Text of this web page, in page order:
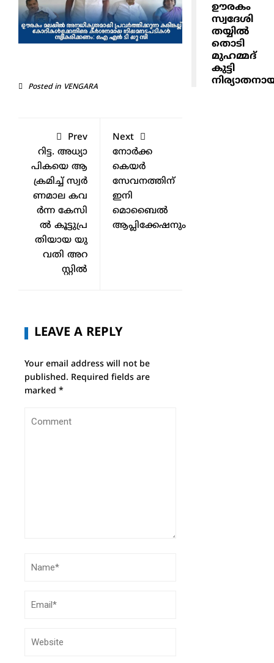
Posted in VENGARA
Prev
റി​ട്ട. അ​ധ്യാ​
പി​ക​യെ ആ​
ക്ര​മി​ച്ച് സ്വ​ര്‍​
ണ​മാ​ല ക​വ​
ര്‍​ന്ന കേ​സി​
ല്‍ കൂ​ട്ടുപ്ര​
തി​യാ​യ യു​
വ​തി​ അ​റ​
സ്റ്റി​ല്‍
Next
നോര്‍ക്ക
കെയര്‍
സേവനത്തിന്
ഇനി
മൊബൈല്‍
ആപ്ലിക്കേഷനും
LEAVE A REPLY
Your email address will not be
published. Required fields are
marked *
ഊരകം
സ്വദേശി
തയ്യിൽ
തൊടി
മുഹമ്മദ്
കുട്ടി